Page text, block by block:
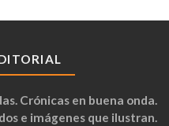
Crónicas en buena onda.
e imágenes que ilustran.